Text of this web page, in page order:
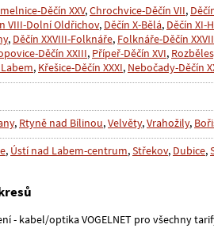
Děčín XXV,Chrochvice-Děčín VII,
VIII-Dolní Oldřichov, Děčín X-Bělá, Děčín XI-
, Děčín XXVIII-Folknáře, Folknáře-Děčín
Děčín XXIII, Přípeř-Děčín XVI,
, Křešice-Děčín XXXI, Nebočady-Děčín
, Rtyně nad Bílinou,Velvěty,Vrahožily,
, Ústí nad Labem-centrum,Střekov, Dubice,
- kabel/optika VOGELNET pro všechny